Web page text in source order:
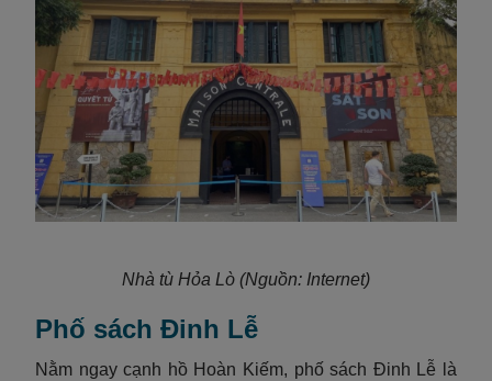
Nhà tù Hỏa Lò (Nguồn: Internet)
Phố sách Đinh Lễ
Nằm ngay cạnh hồ Hoàn Kiếm, phố sách Đinh Lễ là